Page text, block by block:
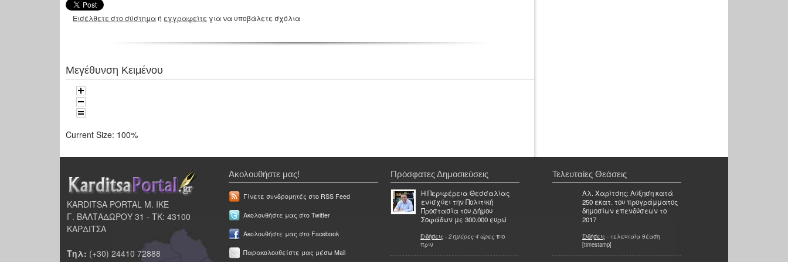
Εισέλθετε στο σύστημαή εγγραφείτε για να υποβάλετε σχόλια
Μεγέθυνση Κειμένου
Current Size: 100%
KARDITSA PORTAL Μ. ΙΚΕ
Γ. ΒΑΛΤΑΔΩΡΟΥ 31 - ΤΚ: 43100
ΚΑΡΔΙΤΣΑ
Τηλ: (+30) 24410 72888
Ακολουθήστε μας!
Γίνετε συνδρομητές στο RSS Feed
Ακολουθήστε μας στο Twitter
Ακολουθήστε μας στο Facebook
Παρακολουθείστε μας μέσω Mail
Πρόσφατες Δημοσιεύσεις
Η Περιφέρεια Θεσσαλίας
ενισχύει την Πολιτική
Προστασία του Δήμου
Σοφάδων με 300.000 ευρώ
Ειδήσεις - 2 ημέρες 4 ώρες πιο
πριν
Τελευταίες Θεάσεις
Αλ. Χαρίτσης: Αύξηση κατά
250 εκατ. του προγράμματος
δημοσίων επενδύσεων το
2017
Ειδήσεις - τελευταία θέαση
[timestamp]